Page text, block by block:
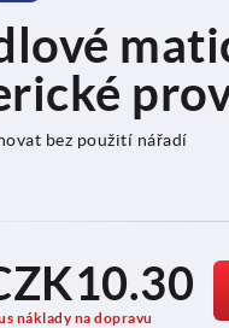
bez použití nářadí
náklady na dopravu